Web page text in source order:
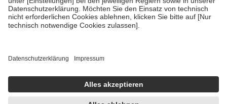
mit Ausnahme der Fahrkosten
• Untersuchungen zur Vorsorge und Früherkennung, die von der
GKV getragen werden
Einholung von Bewertungen. Trusted Shops hat Maßnahmen
getroffen, um sicherzustellen, dass es sich um echte Bewertungen
handelt. Mehr Informationen findest du hier: